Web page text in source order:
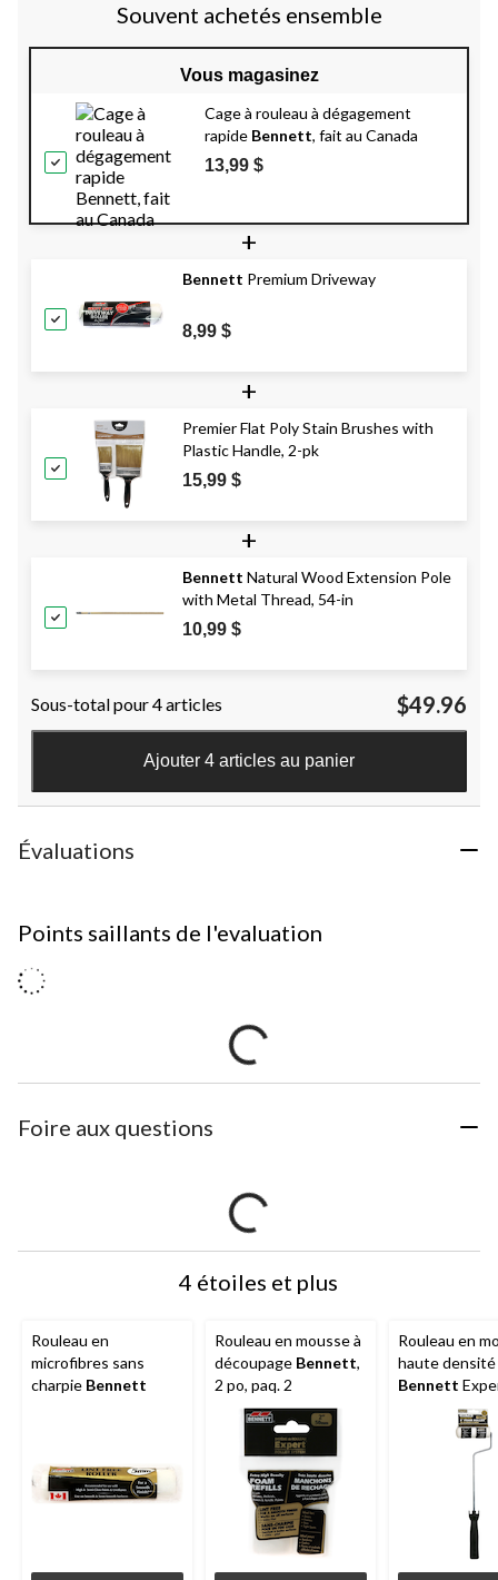
Souvent achetés ensemble
Vous magasinez
Cage à rouleau à dégagement
rapide Bennett, fait au Canada
13,99 $
+
Bennett Premium Driveway
8,99 $
+
Premier Flat Poly Stain Brushes with
Plastic Handle, 2-pk
15,99 $
+
Bennett Natural Wood Extension Pole
with Metal Thread, 54-in
10,99 $
Sous-total pour 4 articles $49.96
Ajouter 4 articles au panier
Évaluations
Points saillants de l'evaluation
Foire aux questions
4 étoiles et plus
Rouleau en
microfibres sans
charpie Bennett
Rouleau en mousse à
découpage Bennett,
2 po, paq. 2
Rouleau en
haute densité
Bennett
armature, 100